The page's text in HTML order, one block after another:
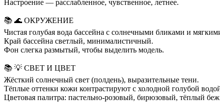
Настроение — расслабленное, чувственное, летнее.
📚 🌊 ОКРУЖЕНИЕ
Чистая голубая вода бассейна с солнечными бликами и
Край бассейна светлый, минималистичный.
Фон слегка размытый, чтобы выделить модель.
📚 💡 СВЕТ И ЦВЕТ
Жёсткий солнечный свет (полдень), выразительные тени.
Тёплые оттенки кожи контрастируют с холодной голубой
Цветовая палитра: пастельно‑розовый, бирюзовый, тёплый